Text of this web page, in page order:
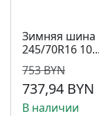
Зимняя шина
245/70R16 10...
753 BYN
737,94 BYN
В наличии